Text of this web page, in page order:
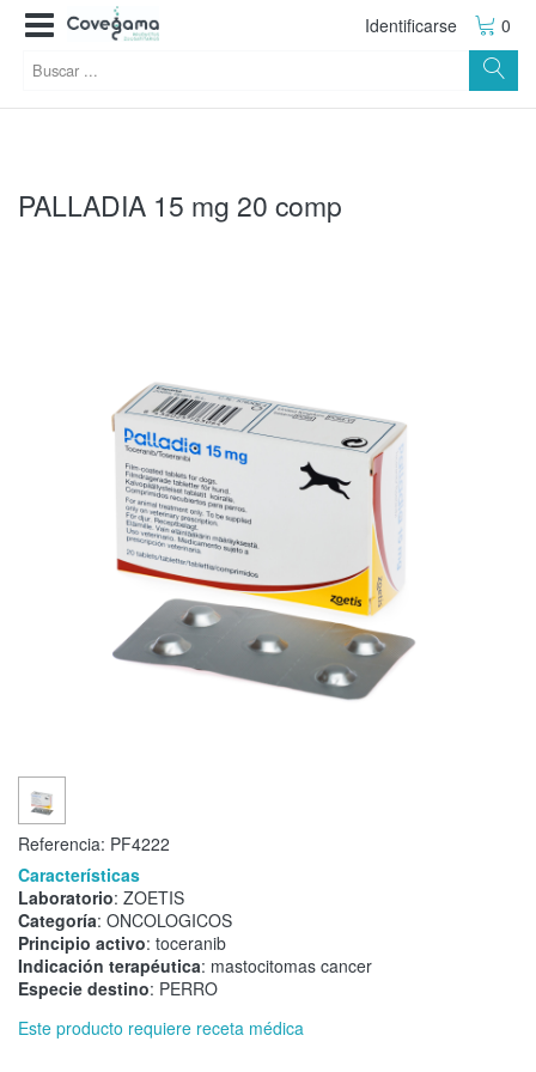
Identificarse 0
PALLADIA 15 mg 20 comp
Referencia: PF4222
Características
Laboratorio: ZOETIS
Categoría: ONCOLOGICOS
Principio activo: toceranib
Indicación terapéutica: mastocitomas cancer
Especie destino: PERRO
Este producto requiere receta médica